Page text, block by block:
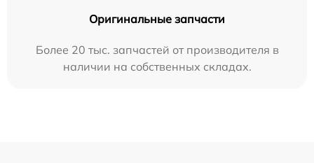
Оригинальные запчасти
Более 20 тыс. запчастей от производителя в
наличии на собственных складах.